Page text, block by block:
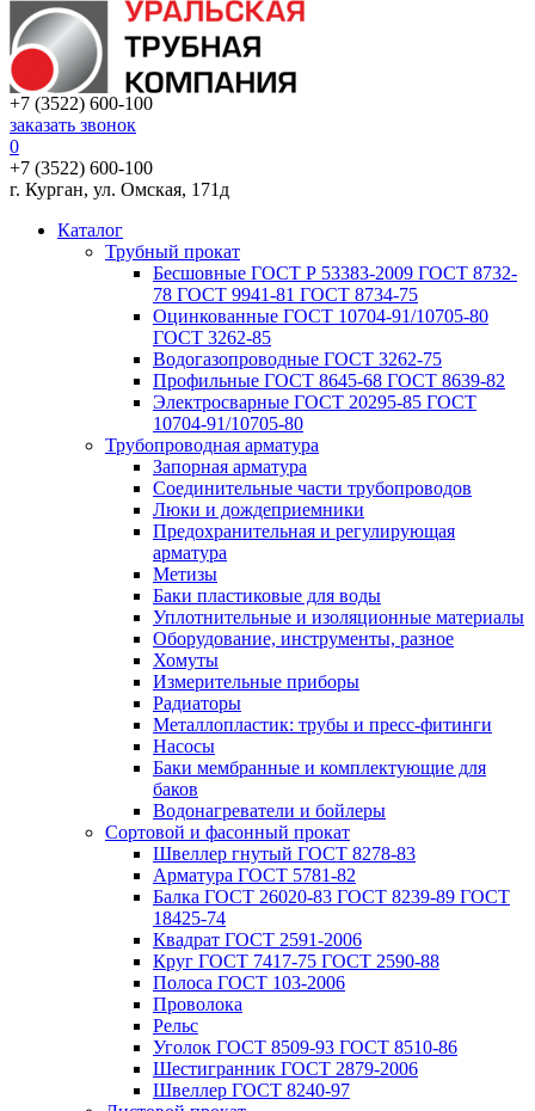
+7 (3522) 600-100
заказать звонок
0
+7 (3522) 600-100
г. Курган, ул. Омская, 171д
Каталог
Трубный прокат
Беcшовные ГОСТ Р 53383-2009 ГОСТ 8732-
78 ГОСТ 9941-81 ГОСТ 8734-75
Оцинкованные ГОСТ 10704-91/10705-80
ГОСТ 3262-85
Водогазопроводные ГОСТ 3262-75
Профильные ГОСТ 8645-68 ГОСТ 8639-82
Электросварные ГОСТ 20295-85 ГОСТ
10704-91/10705-80
Трубопроводная арматура
Запорная арматура
Соединительные части трубопроводов
Люки и дождеприемники
Предохранительная и регулирующая
арматура
Метизы
Баки пластиковые для воды
Уплотнительные и изоляционные материалы
Оборудование, инструменты, разное
Хомуты
Измерительные приборы
Радиаторы
Металлопластик: трубы и пресс-фитинги
Насосы
Баки мембранные и комплектующие для
баков
Водонагреватели и бойлеры
Сортовой и фасонный прокат
Швеллер гнутый ГОСТ 8278-83
Арматура ГОСТ 5781-82
Балка ГОСТ 26020-83 ГОСТ 8239-89 ГОСТ
18425-74
Квадрат ГОСТ 2591-2006
Круг ГОСТ 7417-75 ГОСТ 2590-88
Полоса ГОСТ 103-2006
Проволока
Рельс
Уголок ГОСТ 8509-93 ГОСТ 8510-86
Шестигранник ГОСТ 2879-2006
Швеллер ГОСТ 8240-97